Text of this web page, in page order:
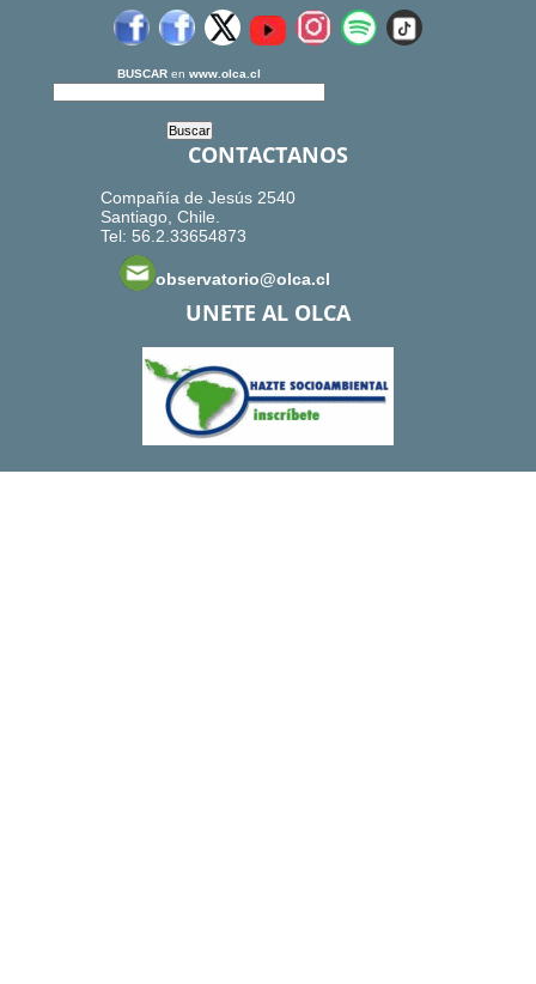
BUSCAR en www.olca.cl
CONTACTANOS
Compañía de Jesús 2540
Santiago, Chile.
Tel: 56.2.33654873
observatorio@olca.cl
UNETE AL OLCA